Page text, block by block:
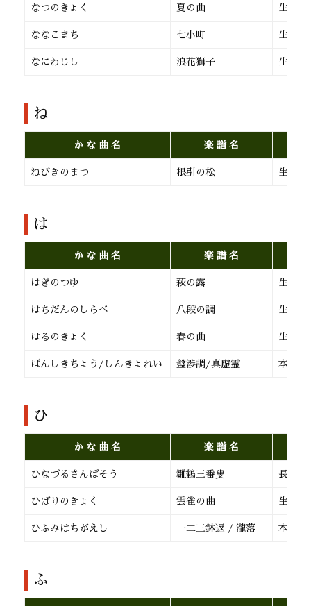
なつのきょく 夏の曲 生田流
ななこまち 七小町 生田流
なにわじし 浪花獅子 生田流
ね
か な 曲 名 楽 譜 名
ねびきのまつ 根引の松 生田流
は
か な 曲 名 楽 譜 名
はぎのつゆ 萩の露 生田流
はちだんのしらべ 八段の調 生田流
はるのきょく 春の曲 生田流
ばんしきちょう/しんきょれい 盤渉調/真虚霊 本 曲
ひ
か な 曲 名 楽 譜 名
ひなづるさんばそう 雛鶴三番叟 長 唄
ひばりのきょく 雲雀の曲 生田流
ひふみはちがえし 一二三鉢返 / 瀧落 本 曲
ふ